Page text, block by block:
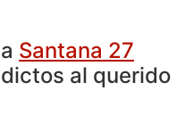
Santana 27
al querido